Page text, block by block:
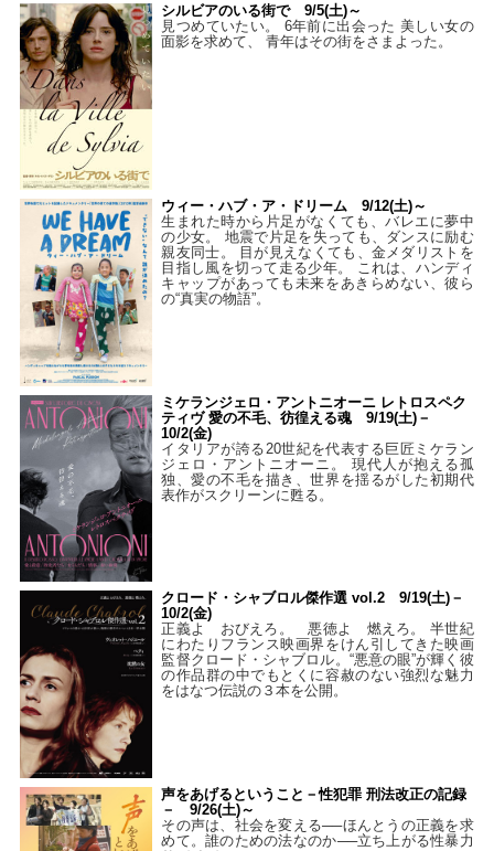
シルビアのいる街で 9/5(土)～
見つめていたい。 6年前に出会った 美しい女の
面影を求めて、 青年はその街をさまよった。
ウィー・ハブ・ア・ドリーム 9/12(土)～
生まれた時から片足がなくても、バレエに夢中
の少女。 地震で片足を失っても、ダンスに励む
親友同士。 目が見えなくても、金メダリストを
目指し風を切って走る少年。 これは、ハンディ
キャップがあっても未来をあきらめない、彼ら
の“真実の物語”。
ミケランジェロ・アントニオーニ レトロスペク
ティヴ 愛の不毛、彷徨える魂 9/19(土)－
10/2(金)
イタリアが誇る20世紀を代表する巨匠ミケラン
ジェロ・アントニオーニ。 現代人が抱える孤
独、愛の不毛を描き、世界を揺るがした初期代
表作がスクリーンに甦る。
クロード・シャブロル傑作選 vol.2 9/19(土)－
10/2(金)
正義よ おびえろ。 悪徳よ 燃えろ。 半世紀
にわたりフランス映画界をけん引してきた映画
監督クロード・シャブロル。“悪意の眼”が輝く彼
の作品群の中でもとくに容赦のない強烈な魅力
をはなつ伝説の３本を公開。
声をあげるということ－性犯罪 刑法改正の記録
－ 9/26(土)～
その声は、社会を変える──ほんとうの正義を求
めて。誰のための法なのか──立ち上がる性暴力